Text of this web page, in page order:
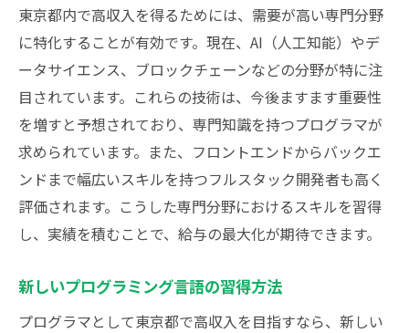
業界の最新動向を把握する方法
成功したプログラマの事例研究
自己評価とフィードバックの取り入れ方
プログラマが東京都内で給与を高めるための具
体的なアドバイス
効果的な給与交渉テクニック
副業で収入を増やす方法
リーダーシップとマネジメントスキルの強
専門知識の深化と応用
フリーランスとしての自己ブランディング
東京都内で高収入を得るためには、需要が高い専門分野
に特化することが有効です。現在、AI（人工知能）やデ
ータサイエンス、ブロックチェーンなどの分野が特に注
目されています。これらの技術は、今後ますます重要性
を増すと予想されており、専門知識を持つプログラマが
求められています。また、フロントエンドからバックエ
ンドまで幅広いスキルを持つフルスタック開発者も高く
評価されます。こうした専門分野におけるスキルを習得
し、実績を積むことで、給与の最大化が期待できます。
新しいプログラミング言語の習得方法
プログラマとして東京都で高収入を目指すなら、新しい